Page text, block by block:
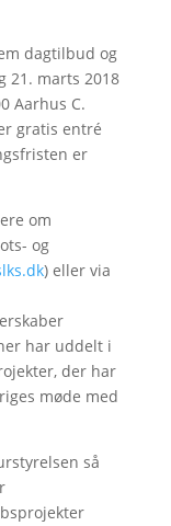
dagtilbud og
21. marts 2018
Aarhus C.
gratis entré
er
om
og
) eller via
har uddelt i
der har
møde med
så